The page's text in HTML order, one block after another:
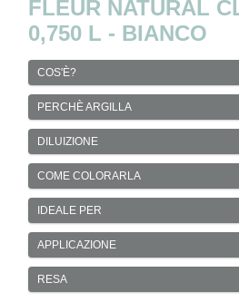
FLEUR NATURAL
0,750 L - BIANCO
COS'È?
PERCHÈ ARGILLA
DILUIZIONE
COME COLORARLA
IDEALE PER
APPLICAZIONE
RESA